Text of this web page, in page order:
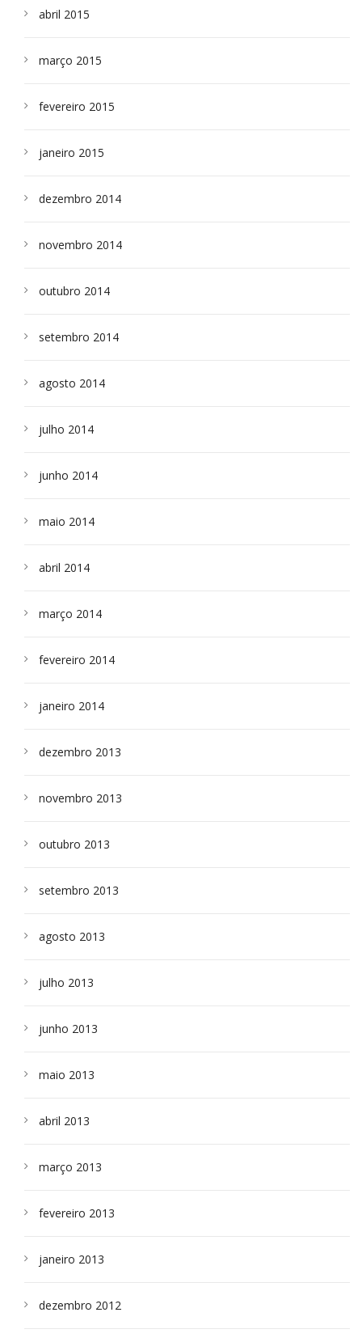
abril 2015
março 2015
fevereiro 2015
janeiro 2015
dezembro 2014
novembro 2014
outubro 2014
setembro 2014
agosto 2014
julho 2014
junho 2014
maio 2014
abril 2014
março 2014
fevereiro 2014
janeiro 2014
dezembro 2013
novembro 2013
outubro 2013
setembro 2013
agosto 2013
julho 2013
junho 2013
maio 2013
abril 2013
março 2013
fevereiro 2013
janeiro 2013
dezembro 2012